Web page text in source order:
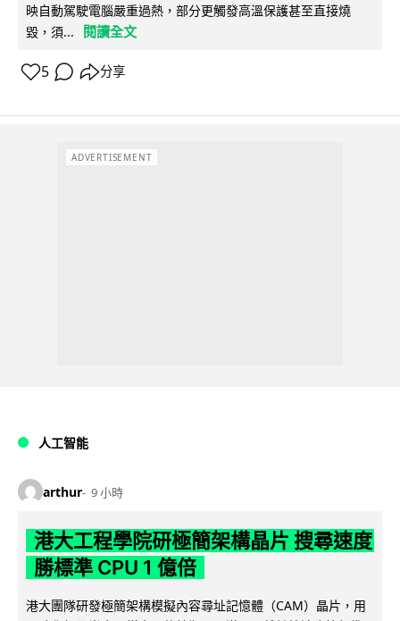
映自動駕駛電腦嚴重過熱，部分更觸發高溫保護甚至直接燒
毀，須...
閱讀全文
5 分享
ADVERTISEMENT
人工智能
arthur 9 小時
港大工程學院研極簡架構晶片 搜尋速度
勝標準 CPU 1 億倍
港大團隊研發極簡架構模擬內容尋址記憶體（CAM）晶片，用